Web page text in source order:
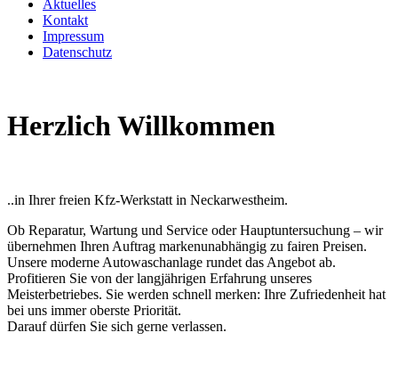
Aktuelles
Kontakt
Impressum
Datenschutz
Herzlich Willkommen
..in Ihrer freien Kfz-Werkstatt in Neckarwestheim.
Ob Reparatur, Wartung und Service oder Hauptuntersuchung – wir
übernehmen Ihren Auftrag markenunabhängig zu fairen Preisen.
Unsere moderne Autowaschanlage rundet das Angebot ab.
Profitieren Sie von der langjährigen Erfahrung unseres
Meisterbetriebes. Sie werden schnell merken: Ihre Zufriedenheit hat
bei uns immer oberste Priorität.
Darauf dürfen Sie sich gerne verlassen.